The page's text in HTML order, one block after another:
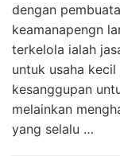
dengan
keamanapengn
terkelola ialah
untuk usaha
kesanggupan
melainkan
yang selalu …